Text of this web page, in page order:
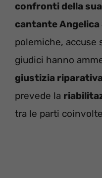
confronti della
cantante
polemiche, accuse
giudici hanno
giustizia riparativa
prevede la
tra le parti